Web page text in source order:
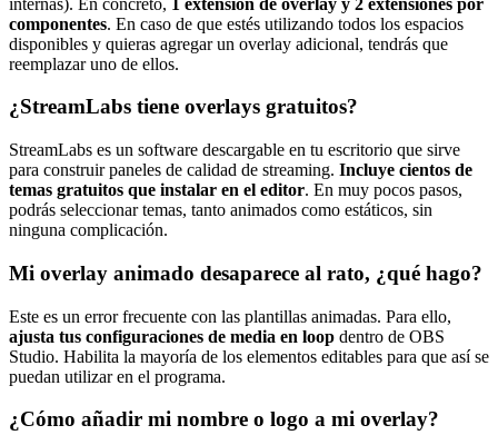
componentes. En caso de que estés utilizando todos los espacios
disponibles y quieras agregar un overlay adicional, tendrás que
reemplazar uno de ellos.
¿StreamLabs tiene overlays gratuitos?
StreamLabs es un software descargable en tu escritorio que sirve
para construir paneles de calidad de streaming. Incluye cientos de
temas gratuitos que instalar en el editor. En muy pocos pasos,
podrás seleccionar temas, tanto animados como estáticos, sin
ninguna complicación.
Mi overlay animado desaparece al rato, ¿qué hago?
Este es un error frecuente con las plantillas animadas. Para ello,
ajusta tus configuraciones de media en loop dentro de OBS
Studio. Habilita la mayoría de los elementos editables para que así se
puedan utilizar en el programa.
¿Cómo añadir mi nombre o logo a mi overlay?